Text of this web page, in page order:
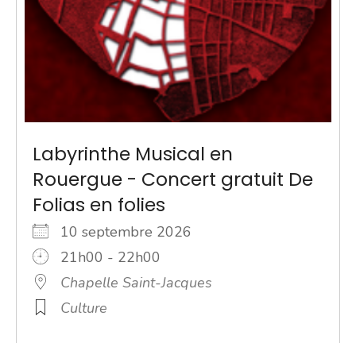
Labyrinthe Musical en
Rouergue - Concert gratuit De
Folias en folies
10 septembre 2026
21h00 - 22h00
Chapelle Saint-Jacques
Culture